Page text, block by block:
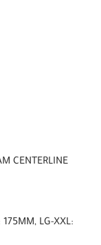
CENTERLINE
LG-XXL: